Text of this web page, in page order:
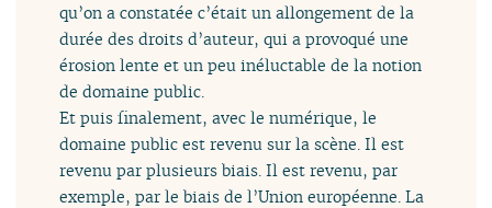
qu’on a constatée c’était un allongement de la
durée des droits d’auteur, qui a provoqué une
érosion lente et un peu inéluctable de la notion
de domaine public.
Et puis finalement, avec le numérique, le
domaine public est revenu sur la scène. Il est
revenu par plusieurs biais. Il est revenu, par
exemple, par le biais de l’Union européenne. La